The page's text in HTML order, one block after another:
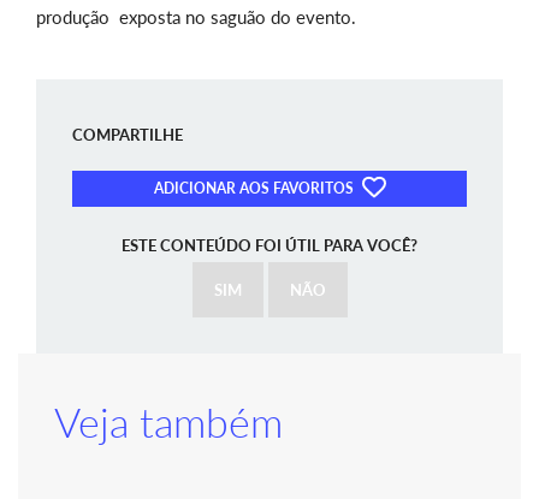
produção exposta no saguão do evento.
COMPARTILHE
ADICIONAR AOS FAVORITOS
ESTE CONTEÚDO FOI ÚTIL PARA VOCÊ?
SIM NÃO
Veja também